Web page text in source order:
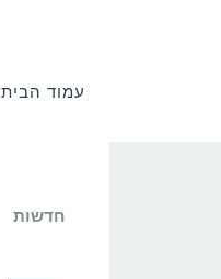
עמוד הבית
חדשות